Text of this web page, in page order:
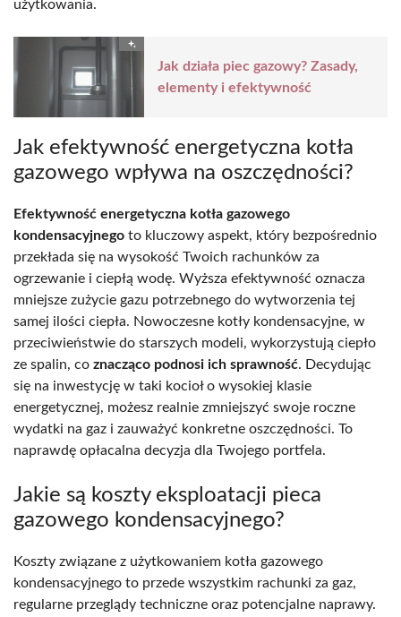
użytkowania.
Jak działa piec gazowy? Zasady,
elementy i efektywność
Jak efektywność energetyczna kotła
gazowego wpływa na oszczędności?
Efektywność energetyczna kotła gazowego
kondensacyjnego to kluczowy aspekt, który bezpośrednio
przekłada się na wysokość Twoich rachunków za
ogrzewanie i ciepłą wodę. Wyższa efektywność oznacza
mniejsze zużycie gazu potrzebnego do wytworzenia tej
samej ilości ciepła. Nowoczesne kotły kondensacyjne, w
przeciwieństwie do starszych modeli, wykorzystują ciepło
ze spalin, co znacząco podnosi ich sprawność. Decydując
się na inwestycję w taki kocioł o wysokiej klasie
energetycznej, możesz realnie zmniejszyć swoje roczne
wydatki na gaz i zauważyć konkretne oszczędności. To
naprawdę opłacalna decyzja dla Twojego portfela.
Jakie są koszty eksploatacji pieca
gazowego kondensacyjnego?
Koszty związane z użytkowaniem kotła gazowego
kondensacyjnego to przede wszystkim rachunki za gaz,
regularne przeglądy techniczne oraz potencjalne naprawy.